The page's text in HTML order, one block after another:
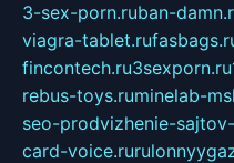
3-sex-porn.ruban-
viagra-tablet.ru
fincontech.ru3sexporn.ru
rebus-toys.ruminelab-
seo-prodvizhenie-
card-voice.ru